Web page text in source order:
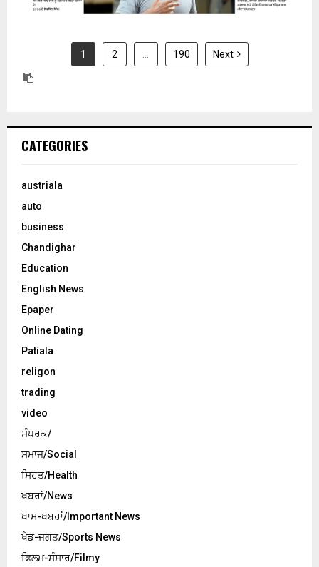
1 2 … 190 Next
CATEGORIES
austriala
auto
business
Chandighar
Education
English News
Epaper
Online Dating
Patiala
religon
trading
video
ਸੰਪਰਕ/
ਸਮਾਜ/Social
ਸਿਹਤ/Health
ਖਬਰਾਂ/News
ਖਾਸ-ਖਬਰਾਂ/Important News
ਖੇਡ-ਜਗਤ/Sports News
ਫਿਲਮ-ਸੰਸਾਰ/Filmy